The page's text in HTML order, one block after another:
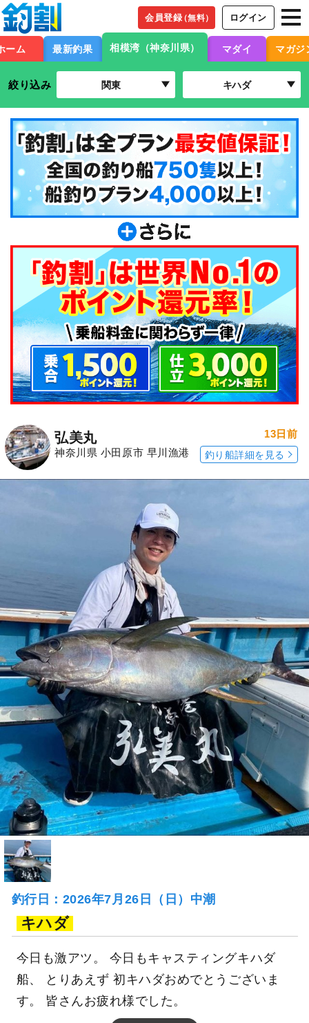
会員登録（無料） ログイン
ーム 最新釣果 相模湾（神奈川県） マダイ マガジ
絞り込み 関東 キハダ
弘美丸
神奈川県 小田原市 早川漁港
13日前
釣り船詳細を見る
釣行日：2026年7月26日（日）中潮
キハダ
今日も激アツ。 今日もキャスティングキハダ
船、 とりあえず 初キハダおめでとうございま
す。 皆さんお疲れ様でした。